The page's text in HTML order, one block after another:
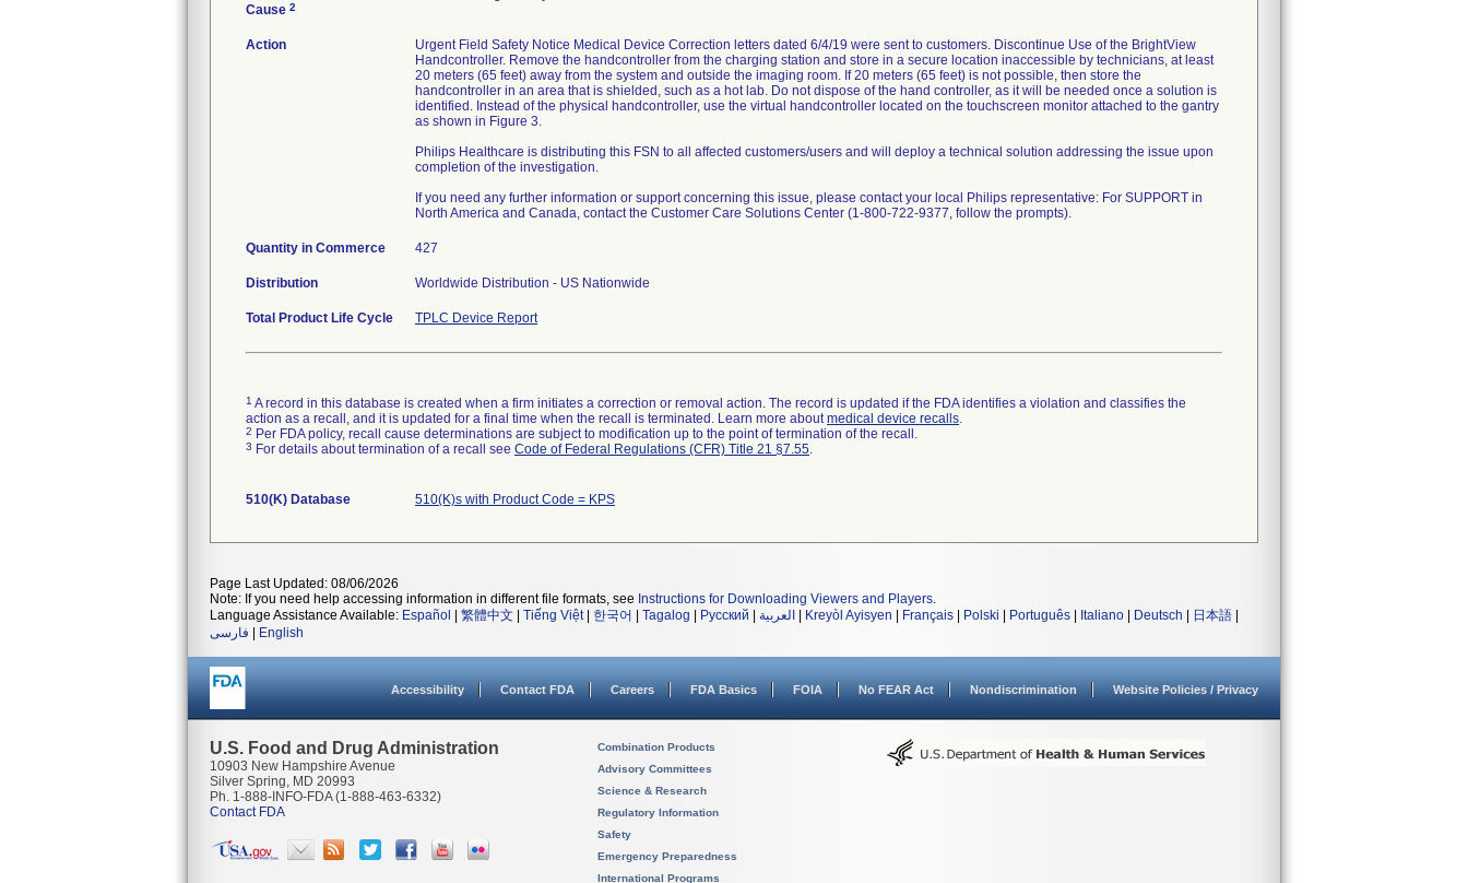
Cause 2
Action
Urgent Field Safety Notice Medical Device Correction letters dated 6/4/19 were sent to customers. Discontinue Use of the BrightView
Handcontroller. Remove the handcontroller from the charging station and store in a secure location inaccessible by technicians, at least
20 meters (65 feet) away from the system and outside the imaging room. If 20 meters (65 feet) is not possible, then store the
handcontroller in an area that is shielded, such as a hot lab. Do not dispose of the hand controller, as it will be needed once a solution is
identified. Instead of the physical handcontroller, use the virtual handcontroller located on the touchscreen monitor attached to the gantry
as shown in Figure 3.
Philips Healthcare is distributing this FSN to all affected customers/users and will deploy a technical solution addressing the issue upon
completion of the investigation.
If you need any further information or support concerning this issue, please contact your local Philips representative: For SUPPORT in
North America and Canada, contact the Customer Care Solutions Center (1-800-722-9377, follow the prompts).
Quantity in Commerce 427
Distribution Worldwide Distribution - US Nationwide
Total Product Life Cycle TPLC Device Report
1 A record in this database is created when a firm initiates a correction or removal action. The record is updated if the FDA identifies a violation and classifies the
action as a recall, and it is updated for a final time when the recall is terminated. Learn more aboutmedical device recalls.
2 Per FDA policy, recall cause determinations are subject to modification up to the point of termination of the recall.
3 For details about termination of a recall see Code of Federal Regulations (CFR) Title 21 §7.55.
510(K) Database 510(K)s with Product Code = KPS
Page Last Updated: 08/06/2026
Note: If you need help accessing information in different file formats, see Instructions for Downloading Viewers and Players.
Language Assistance Available: Español 繁體中文 Tiếng Việt| 한국어 Tagalog Русский العربية Kreyòl Ayisyen Français Polski Português Italiano Deutsch 日本語
فارسی
English
Accessibility Contact FDA Careers FDA Basics FOIA No FEAR Act Nondiscrimination Website Policies / Privacy
U.S. Food and Drug Administration
10903 New Hampshire Avenue
Silver Spring, MD 20993
Ph. 1-888-INFO-FDA (1-888-463-6332)
Contact FDA
Combination Products
Advisory Committees
Science & Research
Regulatory Information
Safety
Emergency Preparedness
International Programs